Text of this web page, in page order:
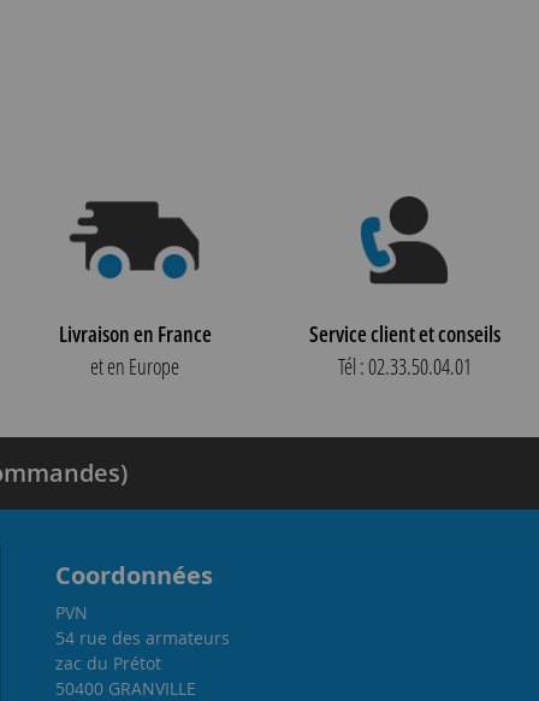
Livraison en France
et en Europe
Service client et conseils
Tél : 02.33.50.04.01
Coordonnées
PVN
54 rue des armateurs
zac du Prétot
50400 GRANVILLE